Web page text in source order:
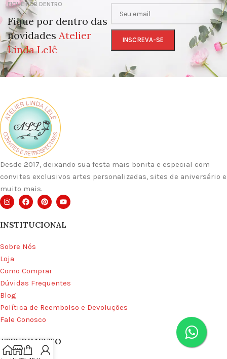
FIQUE POR DENTRO
Fique por dentro das
novidades Atelier
Linda Lelê
Desde 2017, deixando sua festa mais bonita e especial com
convites exclusivos artes personalizadas, sites de aniversário e
muito mais.
INSTITUCIONAL
Sobre Nós
Loja
Como Comprar
Dúvidas Frequentes
Blog
Política de Reembolso e Devoluções
Fale Conosco
ATENDIMENTO